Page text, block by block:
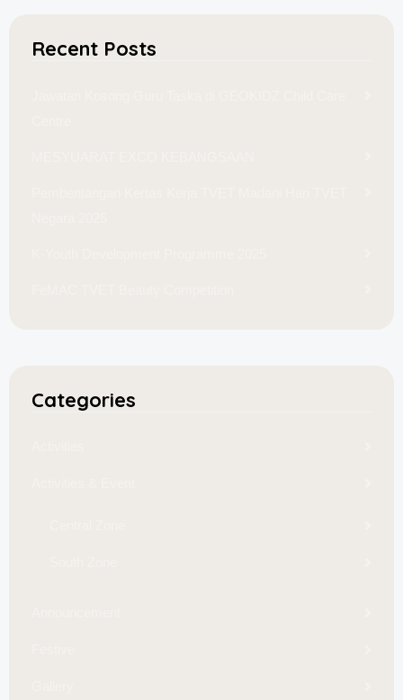
Recent Posts
Categories